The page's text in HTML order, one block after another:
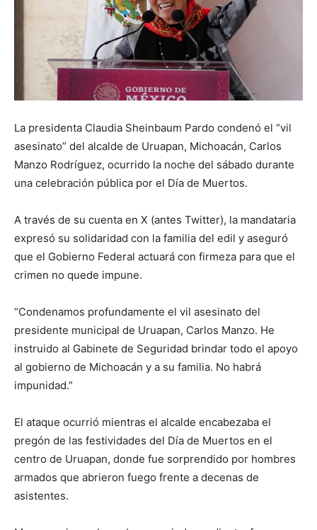
La presidenta Claudia Sheinbaum Pardo condenó el “vil
asesinato” del alcalde de Uruapan, Michoacán, Carlos
Manzo Rodríguez, ocurrido la noche del sábado durante
una celebración pública por el Día de Muertos.
A través de su cuenta en X (antes Twitter), la mandataria
expresó su solidaridad con la familia del edil y aseguró
que el Gobierno Federal actuará con firmeza para que el
crimen no quede impune.
“Condenamos profundamente el vil asesinato del
presidente municipal de Uruapan, Carlos Manzo. He
instruido al Gabinete de Seguridad brindar todo el apoyo
al gobierno de Michoacán y a su familia. No habrá
impunidad.”
El ataque ocurrió mientras el alcalde encabezaba el
pregón de las festividades del Día de Muertos en el
centro de Uruapan, donde fue sorprendido por hombres
armados que abrieron fuego frente a decenas de
asistentes.